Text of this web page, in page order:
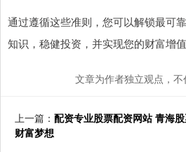
通过遵循这些准则，您可以解锁最可
知识，稳健投资，并实现您的财富增值
文章为作者独立观点，
上一篇： 配资专业股票配资网站 青海
财富梦想